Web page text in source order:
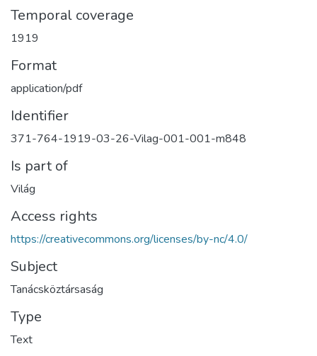
Temporal coverage
1919
Format
application/pdf
Identifier
371-764-1919-03-26-Vilag-001-001-m848
Is part of
Világ
Access rights
https://creativecommons.org/licenses/by-nc/4.0/
Subject
Tanácsköztársaság
Type
Text